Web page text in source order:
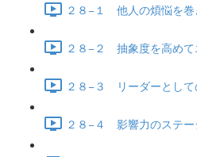
２８−１ 他人の煩悩を巻
２８−２ 抽象度を高め
２８−３ リーダーとし
２８−４ 影響力のステ